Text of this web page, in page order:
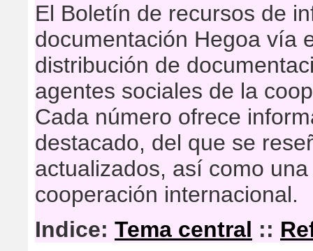
El Boletín de recursos de
documentación Hegoa vía
distribución de
agentes sociales de la
Cada número ofrece
destacado, del que se
actualizados, así como
cooperación internacional.
Indice: Tema central ::